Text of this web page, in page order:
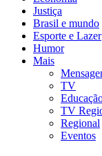
Justiça
Brasil e mundo
Esporte e Lazer
Humor
Mais
TV
TV
Regional
Eventos